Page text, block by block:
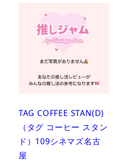
TAG COFFEE STAN(D)
（タグ コーヒー スタン
ド）109シネマズ名古
屋